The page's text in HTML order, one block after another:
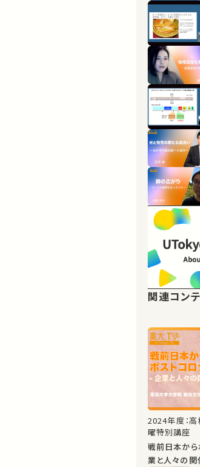
関連コン
2024年度：
曜特別講座
戦前日本から
業と人々の関